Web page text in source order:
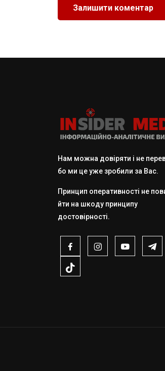
Нам можна довіряти і не
бо ми це уже зробили за Вас.
Принцип оперативності не
йти на шкоду принципу
достовірності.